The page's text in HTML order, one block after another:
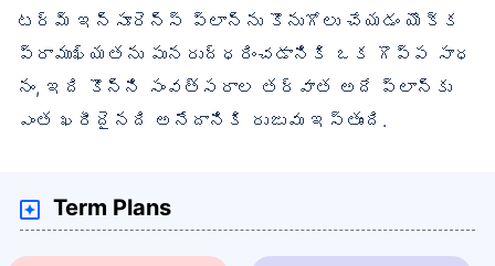
టర్మ్ ఇన్సూరెన్స్ ప్లాన్‌ను కొనుగోలు చేయడం యొక్క
ప్రాముఖ్యతను పునరుద్ధరించడానికి ఒక గొప్ప సాధ
నం, ఇది కొన్ని సంవత్సరాల తర్వాత అదే ప్లాన్‌కు
ఎంత ఖరీదైనది అనేదానికి రుజువు ఇస్తుంది.
Term Plans